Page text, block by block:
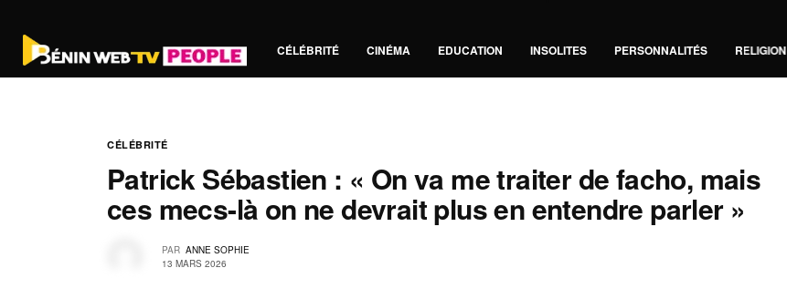
CÉLÉBRITÉ CINÉMA EDUCATION INSOLITES PERSONNALITÉS RELIGION
CÉLÉBRITÉ
Patrick Sébastien : « On va me traiter de facho, mais
ces mecs-là on ne devrait plus en entendre parler »
PAR ANNE SOPHIE
13 MARS 2026